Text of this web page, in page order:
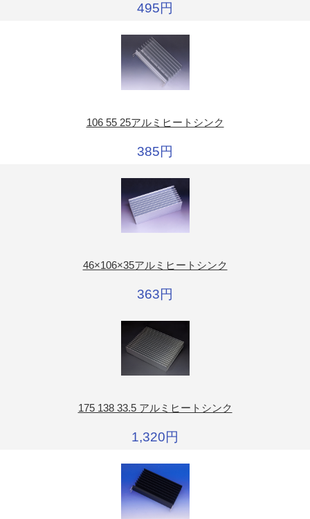
495円
106 55 25アルミヒートシンク
385円
46×106×35アルミヒートシンク
363円
175 138 33.5 アルミヒートシンク
1,320円